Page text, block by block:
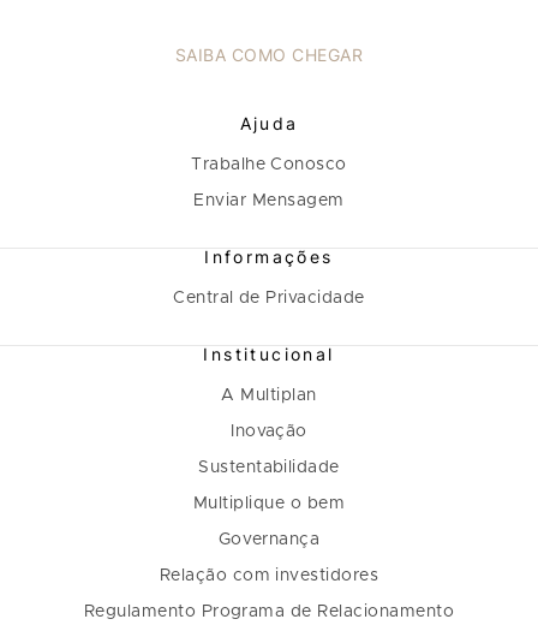
SAIBA COMO CHEGAR
Ajuda
Trabalhe Conosco
Enviar Mensagem
Informações
Central de Privacidade
Institucional
A Multiplan
Inovação
Sustentabilidade
Multiplique o bem
Governança
Relação com investidores
Regulamento Programa de Relacionamento